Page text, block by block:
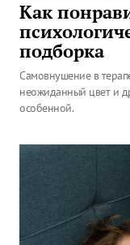
Как
подборка
Самовнушение в
неожиданный цвет и
особенной.